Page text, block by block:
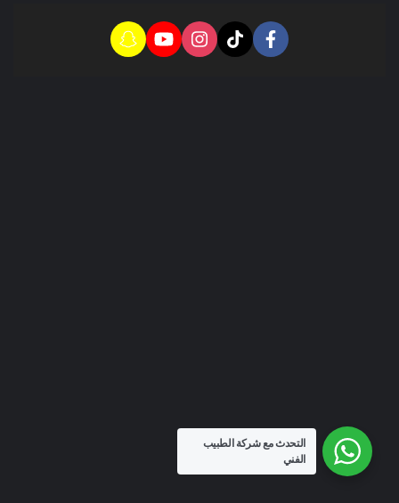
التحدث مع شركة الطبيب
الفني